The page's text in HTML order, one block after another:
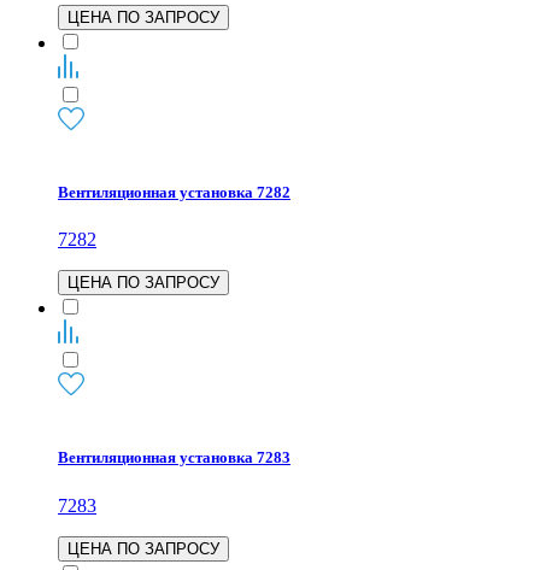
ЦЕНА ПО ЗАПРОСУ
Вентиляционная установка 7282
7282
ЦЕНА ПО ЗАПРОСУ
Вентиляционная установка 7283
7283
ЦЕНА ПО ЗАПРОСУ